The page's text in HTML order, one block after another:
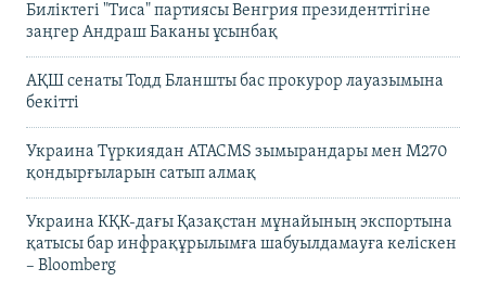
Биліктегі "Тиса" партиясы Венгрия президенттігіне
заңгер Андраш Баканы ұсынбақ
АҚШ сенаты Тодд Бланшты бас прокурор лауазымына
бекітті
Украина Түркиядан ATACMS зымырандары мен M270
қондырғыларын сатып алмақ
Украина КҚК-дағы Қазақстан мұнайының экспортына
қатысы бар инфрақұрылымға шабуылдамауға келіскен
– Bloomberg